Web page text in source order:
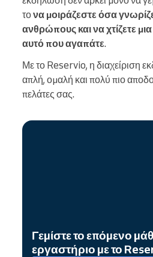
τονα μοιράζεστε όσα
ανθρώπους και να χτίζετε
αυτό που αγαπάτε.
Με το Reservio, η διαχείριση
απλή, ομαλή και πολύ πιο
πελάτες σας.
Γεμίστε το επόμενο
εργαστήριο με το